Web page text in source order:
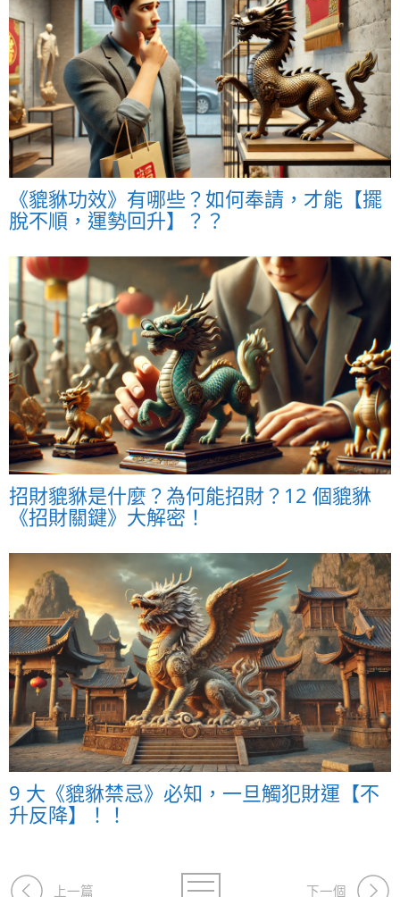
《貔貅功效》有哪些？如何奉請，才能【擺
脫不順，運勢回升】？？
招財貔貅是什麼？為何能招財？12 個貔貅
《招財關鍵》大解密！
9 大《貔貅禁忌》必知，一旦觸犯財運【不
升反降】！！
上一篇 下一個